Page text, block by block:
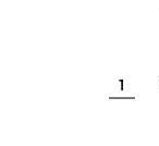
1